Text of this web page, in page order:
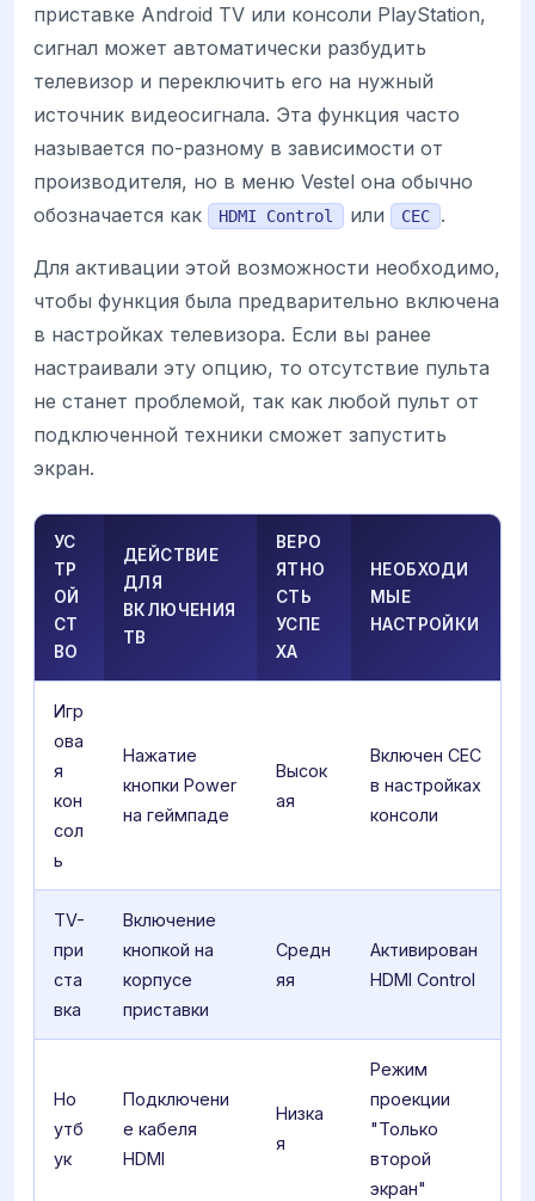
приставке Android TV или консоли PlayStation,
сигнал может автоматически разбудить
телевизор и переключить его на нужный
источник видеосигнала. Эта функция часто
называется по-разному в зависимости от
производителя, но в меню Vestel она обычно
обозначается как
HDMI Control или CEC .
Для активации этой возможности необходимо,
чтобы функция была предварительно включена
в настройках телевизора. Если вы ранее
настраивали эту опцию, то отсутствие пульта
не станет проблемой, так как любой пульт от
подключенной техники сможет запустить
экран.
УС
ТР
ОЙ
СТ
ВО
ДЕЙСТВИЕ
ДЛЯ
ВКЛЮЧЕНИЯ
ТВ
ВЕРО
ЯТНО
СТЬ
УСПЕ
ХА
НЕОБХОДИ
МЫЕ
НАСТРОЙКИ
Игр
ова
я
кон
сол
ь
Нажатие
кнопки Power
на геймпаде
Высок
ая
Включен CEC
в настройках
консоли
TV-
при
ста
вка
Включение
кнопкой на
корпусе
приставки
Средн
яя
Активирован
HDMI Control
Но
утб
ук
Подключени
е кабеля
HDMI
Низка
я
Режим
проекции
"Только
второй
экран"